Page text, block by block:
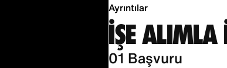
Ayrıntılar
İŞE
01 Başvuru